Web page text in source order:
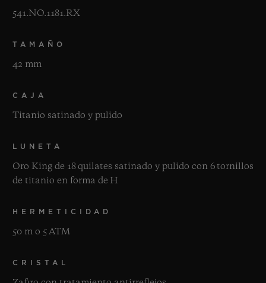
541.NO.1181.RX
TAMAÑO
42 mm
CAJA
Titanio satinado y pulido
LUNETA
Oro King de 18 quilates satinado y pulido con 6 tornillos
de titanio en forma de H
HERMETICIDAD
50 m o 5 ATM
CRISTAL